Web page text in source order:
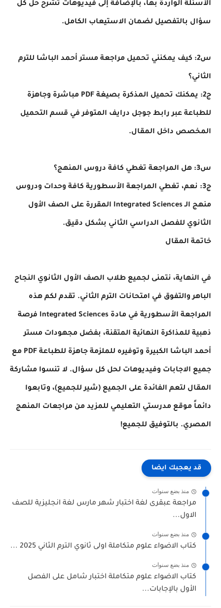
الواردة بها، بالإضافة إلى فيديوهات تشرح حل كل
بالتفصيل لضمان الاستيعاب الكامل.
كيف يمكنني تحميل مراجعة مستر أحمد الباشا للترم
ج2: يمكنك تحميل المذكرة بصيغة PDF مباشرة وجاهزة
عبر رابط جوجل درايف المتوفر في قسم التحميل
داخل المقال.
نعم، تغطي المراجعة الأسطورية كافة وحدات ودروس
منهج الـ Integrated Sciences المقررة على الصف الأول
للفصل الدراسي الثاني بشكل دقيق.
المقال
نتمنى لجميع طلاب الصف الأول الثانوي النجاح
والتفوق في امتحانات الترم الثاني. تقدم لكم هذه
المراجعة الأسطورية في مادة Integrated Sciences فرصة
للمذاكرة النهائية المتقنة، بفضل مجهودات مستر
أحمد الباشا الكبيرة وتوفيره للملزمة جاهزة للطباعة PDF مع
الاجابات وفيديوهات لحل كل سؤال. لا تنسوا مشاركة
لتعم الفائدة على الجميع (شير للجميع)، وتابعوا
موقع مدرستي التعليمي للمزيد من مراجعات المنهج
بالتوفيق للجميع!
يعجبك ايضا
منذ بضع سنوات
عبقرى لغة اختبار شهر مارس لغة انجليزية للصف
منذ بضع سنوات
الاضواء علوم متكاملة اولى ثانوي الترم الثاني 2025 ...
منذ بضع سنوات
الاضواء علوم متكاملة اختبار شامل على الفصل
بالإجابات...